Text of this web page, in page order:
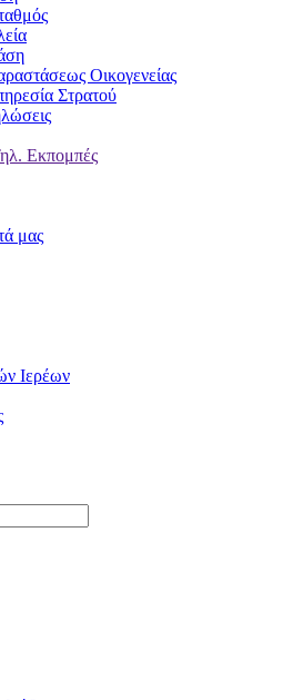
Οικογενείας
Στρατού
Εκπομπές
μας
Ιερέων